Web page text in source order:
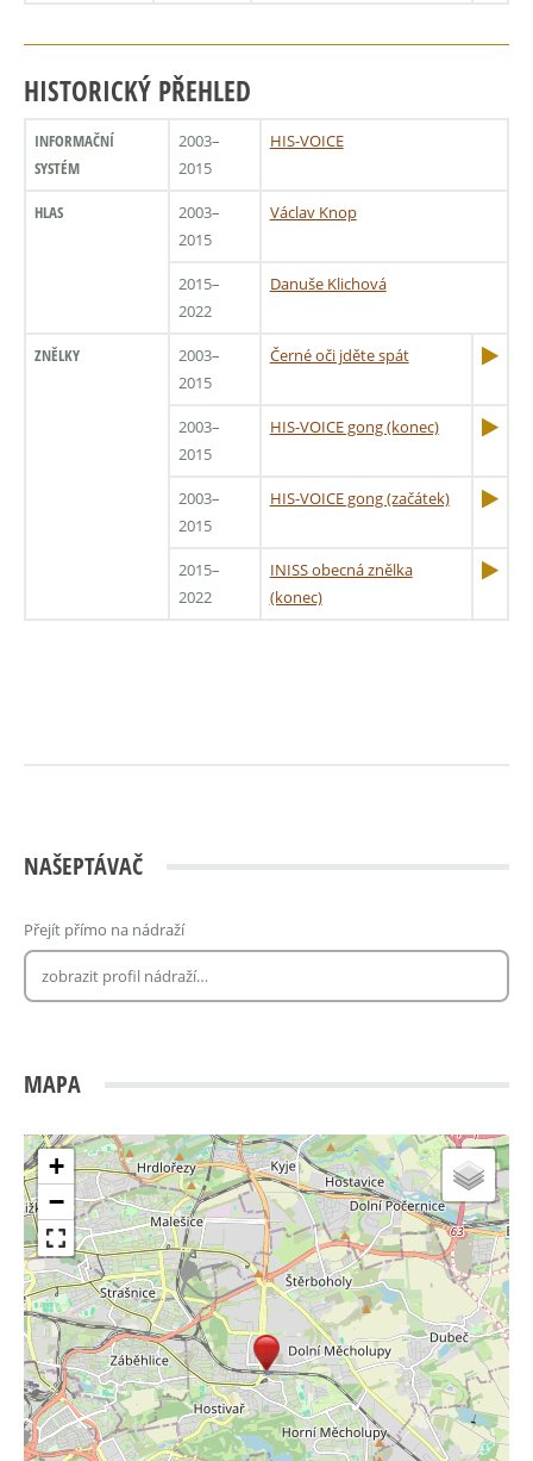
HISTORICKÝ PŘEHLED
INFORMAČNÍ
SYSTÉM
2003–
2015
HIS-VOICE
HLAS
2003–
2015
Václav Knop
2015–
2022
Danuše Klichová
ZNĚLKY
2003–
2015
Černé oči jděte spát
2003–
2015
HIS-VOICE gong (konec)
2003–
2015
HIS-VOICE gong (začátek)
2015–
2022
INISS obecná znělka
(konec)
NAŠEPTÁVAČ
Přejít přímo na nádraží
MAPA
+
−